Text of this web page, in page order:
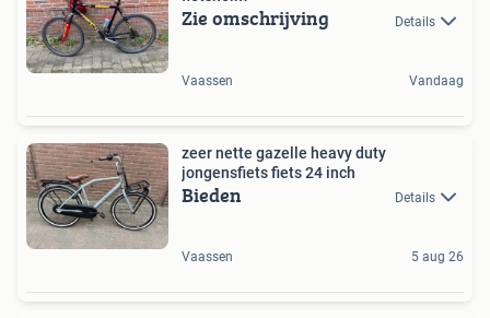
Zie omschrijving Details
Vaassen Vandaag
zeer nette gazelle heavy duty
jongensfiets fiets 24 inch
Bieden Details
Vaassen 5 aug 26